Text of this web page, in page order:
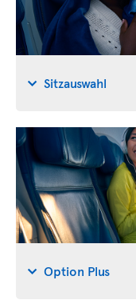
Sitzauswahl
Option Plus